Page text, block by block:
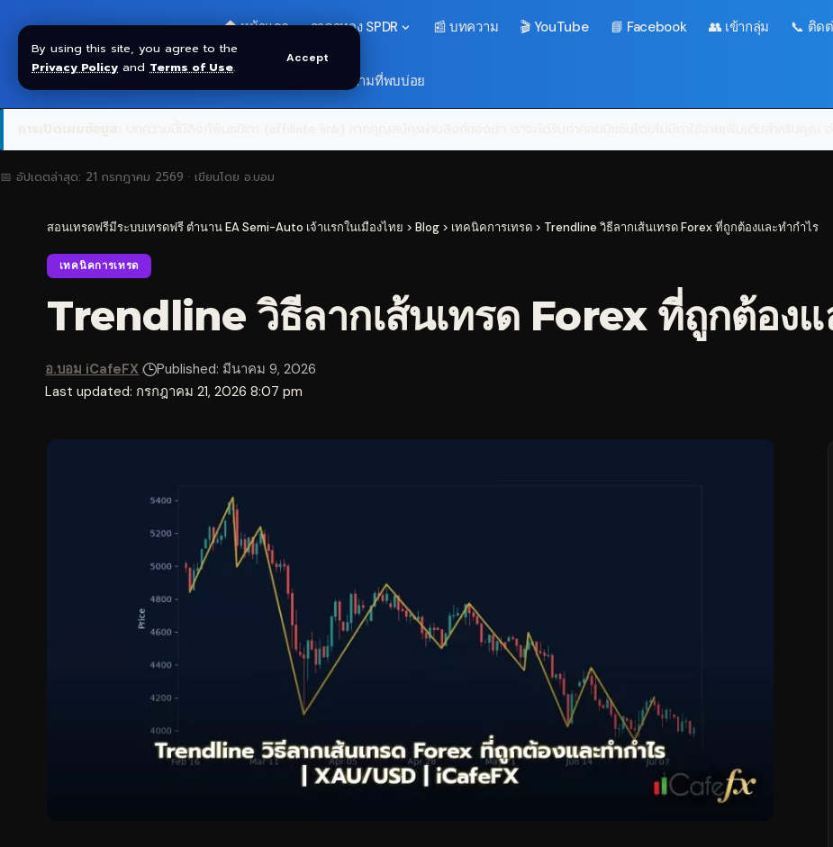
By using this site, you agree to the
Privacy Policy and Terms of Use.
Accept
🏠 หน้าแรก ราคาทอง SPDR 📰 บทความ 🎬 YouTube 📘 Facebook 👥 เข้ากลุ่ม 📞 ติด
❓ คำถามที่พบบ่อย
📅 อัปเดตล่าสุด: 21 กรกฎาคม 2569 · เขียนโดย อ.บอม
สอนเทรดฟรีมีระบบเทรดฟรี ตำนาน EA Semi-Auto เจ้าแรกในเมืองไทย > Blog > เทคนิคการเทรด > Trendline วิธีลากเส้นเทรด Forex ที่ถูกต้องและทำกำไร
เทคนิคการเทรด
Trendline วิธีลากเส้นเทรด Forex ที่ถูกต้องแ
Last updated: กรกฎาคม 21, 2026 8:07 pm
อ.บอม iCafeFX Published: มีนาคม 9, 2026